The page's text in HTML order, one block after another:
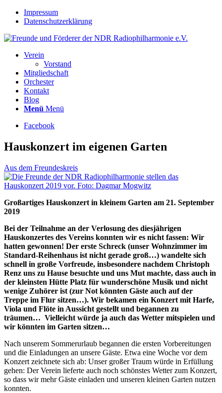
Impressum
Datenschutzerklärung
Verein
Vorstand
Mitgliedschaft
Orchester
Kontakt
Blog
Menü Menü
Facebook
Hauskonzert im eigenen Garten
Aus dem Freundeskreis
Großartiges Hauskonzert in kleinem Garten am 21. September
2019
Bei der Teilnahme an der Verlosung des diesjährigen
Hauskonzertes des Vereins konnten wir es nicht fassen: Wir
hatten gewonnen! Der erste Schreck (unser Wohnzimmer im
Standard-Reihenhaus ist nicht gerade groß…) wandelte sich
schnell in große Vorfreude, insbesondere nachdem Christoph
Renz uns zu Hause besuchte und uns Mut machte, dass auch in
der kleinsten Hütte Platz für wunderschöne Musik und nicht
wenige Zuhörer ist (zur Not könnten Gäste auch auf der
Treppe im Flur sitzen…). Wir bekamen ein Konzert mit Harfe,
Viola und Flöte in Aussicht gestellt und begannen zu
träumen… Vielleicht würde ja auch das Wetter mitspielen und
wir könnten im Garten sitzen…
Nach unserem Sommerurlaub begannen die ersten Vorbereitungen
und die Einladungen an unsere Gäste. Etwa eine Woche vor dem
Konzert zeichnete sich ab: Unser großer Traum würde in Erfüllung
gehen: Der Verein lieferte auch noch schönstes Wetter zum Konzert,
so dass wir mehr Gäste einladen und unseren kleinen Garten nutzen
konnten.